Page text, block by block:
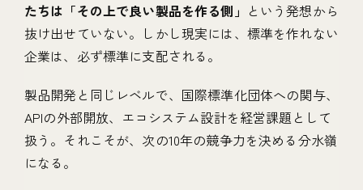
たちは「その上で良い製品を作る側」 という発想から
抜け出せていない。しかし現実には、標準を作れない
企業は、必ず標準に支配される。
製品開発と同じレベルで、国際標準化団体への関与、
APIの外部開放、エコシステム設計を経営課題として
扱う。それこそが、次の10年の競争力を決める分水嶺
になる。